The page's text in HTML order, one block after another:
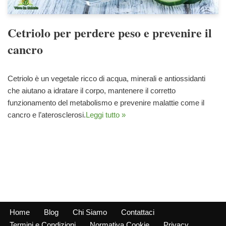
Cetriolo per perdere peso e prevenire il
cancro
Cetriolo è un vegetale ricco di acqua, minerali e antiossidanti
che aiutano a idratare il corpo, mantenere il corretto
funzionamento del metabolismo e prevenire malattie come il
cancro e l’aterosclerosi.Leggi tutto »
Home Blog Chi Siamo
Contattaci